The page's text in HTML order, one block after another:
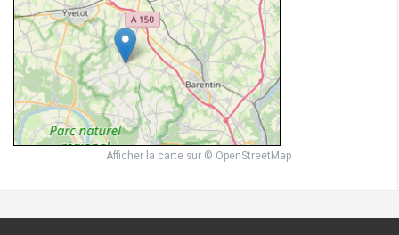
Afficher la carte sur © OpenStreetMap